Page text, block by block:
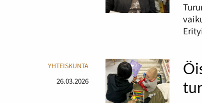
YHTEISKUNTA
26.03.2026